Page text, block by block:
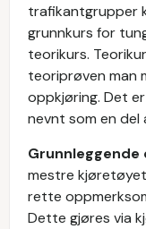
trafikantgrupper
grunnkurs for
teorikurs.
teoriprøven man
oppkjøring. Det
nevnt som en
mestre
rette
Dette gjøres via